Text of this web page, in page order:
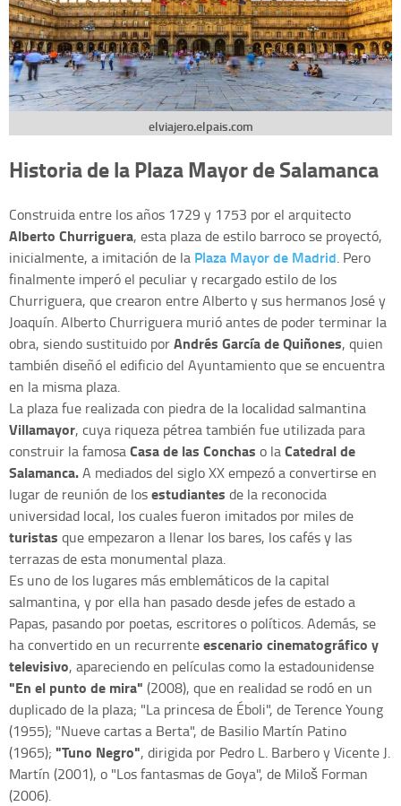
elviajero.elpais.com
Historia de la Plaza Mayor de Salamanca
Construida entre los años 1729 y 1753 por el arquitecto
Alberto Churriguera, esta plaza de estilo barroco se proyectó,
inicialmente, a imitación de la Plaza Mayor de Madrid. Pero
finalmente imperó el peculiar y recargado estilo de los
Churriguera, que crearon entre Alberto y sus hermanos José y
Joaquín. Alberto Churriguera murió antes de poder terminar la
obra, siendo sustituido porAndrés García de Quiñones, quien
también diseñó el edificio del Ayuntamiento que se encuentra
en la misma plaza.
La plaza fue realizada con piedra de la localidad salmantina
Villamayor, cuya riqueza pétrea también fue utilizada para
construir la famosaCasa de las Conchas o laCatedral de
Salamanca.A mediados del siglo XX empezó a convertirse en
lugar de reunión de losestudiantes de la reconocida
universidad local, los cuales fueron imitados por miles de
turistas que empezaron a llenar los bares, los cafés y las
terrazas de esta monumental plaza.
Es uno de los lugares más emblemáticos de la capital
salmantina, y por ella han pasado desde jefes de estado a
Papas, pasando por poetas, escritores o políticos. Además, se
ha convertido en un recurrenteescenario cinematográfico y
televisivo, apareciendo en películas como la estadounidense
"En el punto de mira" (2008), que en realidad se rodó en un
duplicado de la plaza; "La princesa de Éboli", de Terence Young
(1955); "Nueve cartas a Berta", de Basilio Martín Patino
(1965); "Tuno Negro", dirigida por Pedro L. Barbero y Vicente J.
Martín (2001), o "Los fantasmas de Goya", de Miloš Forman
(2006).